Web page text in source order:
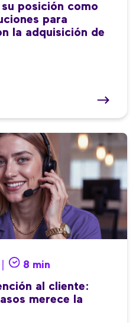
posición como
para
la adquisición de
8 min
al cliente:
merece la